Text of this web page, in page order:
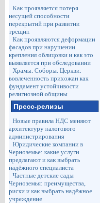
Как проявляется потеря
несущей способности
перекрытий при развитии
трещин
Как проявляются деформации
фасадов при нарушении
крепления облицовки и как это
выявляется при обследовании
Храмы. Соборы. Церкви:
вовлеченность прихожан как
фундамент устойчивости
религиозной общины
Пресс-релизы
Новые правила НДС меняют
архитектуру налогового
администрирования
Юридические компании в
Черноземье: какие услуги
предлагают и как выбрать
надёжного специалиста
Частные детские сады
Черноземья: преимущества,
риски и как выбрать надёжное
учреждение